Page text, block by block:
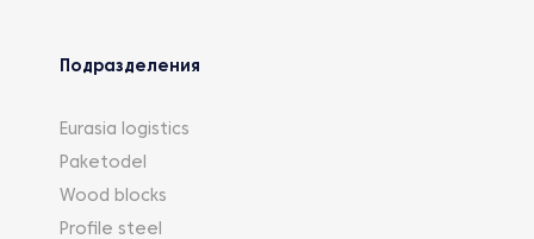
Подразделения
Eurasia logistics
Paketodel
Wood blocks
Profile steel